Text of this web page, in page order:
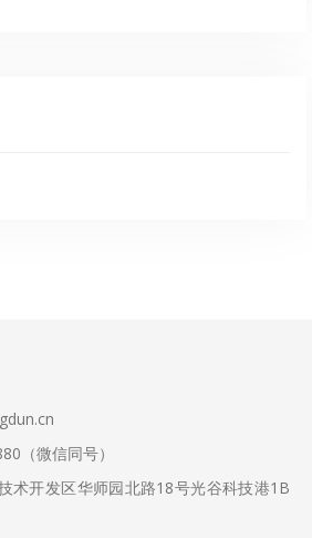
（微信同号）
术开发区华师园北路18号光谷科技港1B